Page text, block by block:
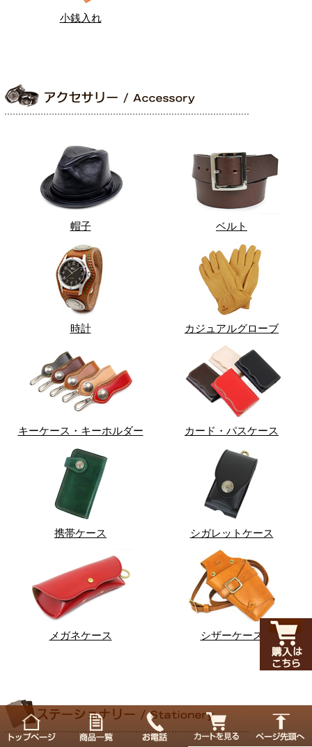
小銭入れ
帽子 ベルト
時計 カジュアルグローブ
キーケース・キーホルダー カード・パスケース
携帯ケース シガレットケース
メガネケース シザーケース